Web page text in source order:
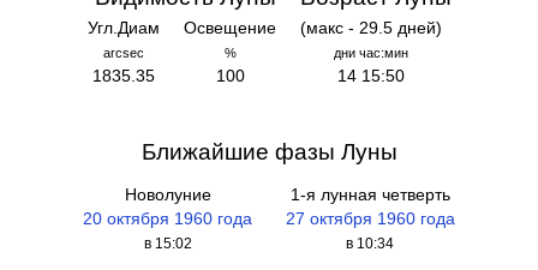
Угл.Диам
arcsec
1835.35
Освещение
%
100
(макс - 29.5 дней)
дни час:мин
14 15:50
Ближайшие фазы Луны
Новолуние
20 октября 1960 года
в 15:02
1-я лунная четверть
27 октября 1960 года
в 10:34